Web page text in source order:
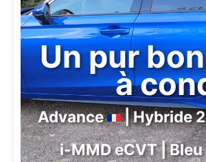
Un pur
à
Advance
| Hybride
i-MMD eCVT |